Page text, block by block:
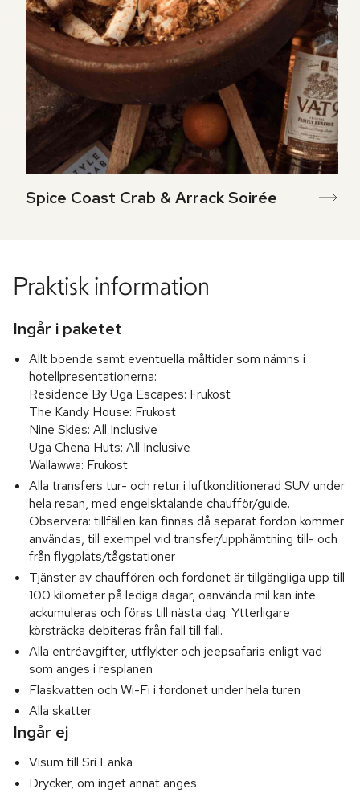
Spice Coast Crab & Arrack Soirée
Praktisk information
Ingår i paketet
Allt boende samt eventuella måltider som nämns i
hotellpresentationerna:
Residence By Uga Escapes: Frukost
The Kandy House: Frukost
Nine Skies: All Inclusive
Uga Chena Huts: All Inclusive
Wallawwa: Frukost
Alla transfers tur- och retur i luftkonditionerad SUV under
hela resan, med engelsktalande chaufför/guide.
Observera: tillfällen kan finnas då separat fordon kommer
användas, till exempel vid transfer/upphämtning till- och
från flygplats/tågstationer
Tjänster av chauffören och fordonet är tillgängliga upp till
100 kilometer på lediga dagar, oanvända mil kan inte
ackumuleras och föras till nästa dag. Ytterligare
körsträcka debiteras från fall till fall.
Alla entréavgifter, utflykter och jeepsafaris enligt vad
som anges i resplanen
Flaskvatten och Wi-Fi i fordonet under hela turen
Alla skatter
Ingår ej
Visum till Sri Lanka
Drycker, om inget annat anges